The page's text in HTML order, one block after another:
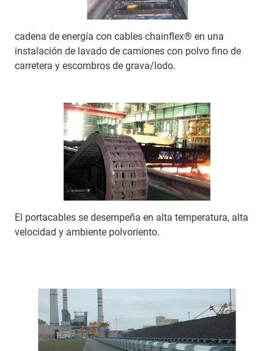
cadena de energía con cables chainflex® en una
instalación de lavado de camiones con polvo fino de
carretera y escombros de grava/lodo.
El portacables se desempeña en alta temperatura, alta
velocidad y ambiente polvoriento.